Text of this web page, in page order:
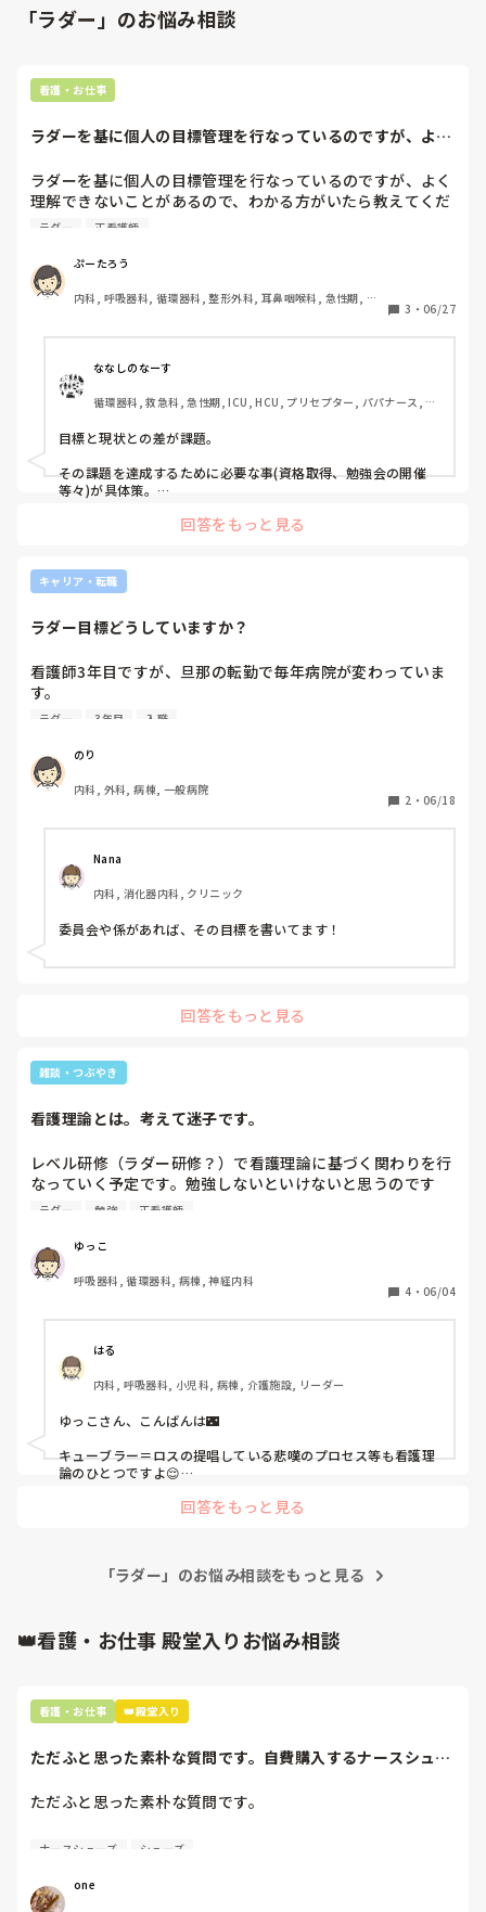
「ラダー」のお悩み相談
看護・お仕事
ラダーを基に個人の目標管理を行なっているのですが、よく
ラダーを基に個人の目標管理を行なっているのですが、よく
理解できないことがあるので、わかる方がいたら教えてくだ
さい。目標値の書き方と、目標値の意味。
すが、記入すると同じ様な感じになってしまい、段々分から
なくなってきました。分かりやすく教えていただきたいで
ラダー 正看護師
ぷーたろう
内科, 呼吸器科, 循環器科, 整形外科, 耳鼻咽喉科, 急性期, 病
3 ・ 06/27
ななしのなーす
循環器科, 救急科, 急性期, ICU, HCU, プリセプター, パパナース, リ
目標と現状との差が課題。
その課題を達成するために必要な事(資格取得、勉強会の開催
等々)が具体策。
その具体策をいつまでにやるのか、時系列で表したものがプロ
ですかね？
記入にあたっての書き方などはありませんでしょうか？そちら
回答をもっと見る
キャリア・転職
ラダー目標どうしていますか？
看護師3年目ですが、旦那の転勤で毎年病院が変わっていま
す。
入職して夜勤もすぐには出来ませんし、3年目なのにリーダ
ラダーや個人の目標がいつもチームメンバーシップとなって
しまい、内容に悩んでいます。
ラダー 3年目 入職
のり
内科, 外科, 病棟, 一般病院
2 ・ 06/18
Nana
内科, 消化器内科, クリニック
委員会や係があれば、その目標を書いてます！
回答をもっと見る
雑談・つぶやき
看護理論とは。考えて迷子です。
レベル研修（ラダー研修？）で看護理論に基づく関わりを行
なっていく予定です。勉強しないといけないと思うのです
が、看護理論…？となっていて頭がこんがらがっています。
していますが、こういうのも看護理論と捉えても良いのでし
ょうか？概念？を捉えているから看護理論ではないとかある
のでしょうか？もう分からん！
ラダー 勉強 正看護師
ゆっこ
呼吸器科, 循環器科, 病棟, 神経内科
4 ・ 06/04
はる
内科, 呼吸器科, 小児科, 病棟, 介護施設, リーダー
ゆっこさん、こんばんは🌃
キューブラー＝ロスの提唱している悲嘆のプロセス等も看護理
論のひとつですよ😌
聞いていいなら、ゆっこさんが参加するラダーはどの段階でし
回答をもっと見る
「ラダー」のお悩み相談をもっと見る
👑看護・お仕事 殿堂入りお悩み相談
看護・お仕事 👑殿堂入り
ただふと思った素朴な質問です。自費購入するナースシュー
ただふと思った素朴な質問です。
自費購入するナースシューズ(職場で使用してる靴)っていく
わたしの職場の指定は「白のスニーカー」。
ナースシューズ シューズ
one